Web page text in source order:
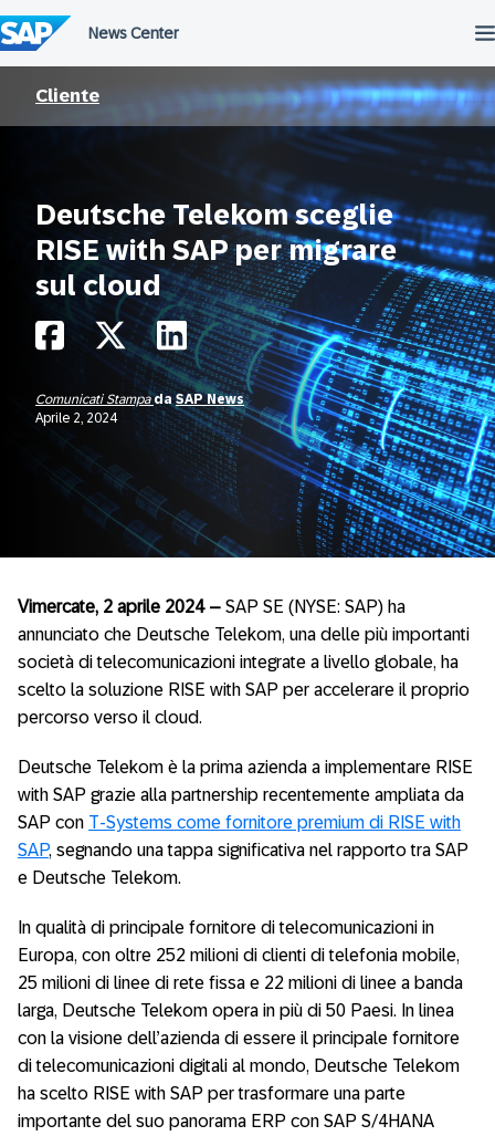
al
contenuto
Cliente
Deutsche Telekom sceglie
RISE with SAP per migrare
sul cloud
Comunicati StampadaSAP News
Aprile 2, 2024
Vimercate, 2 aprile 2024 – SAP SE (NYSE: SAP) ha
annunciato che Deutsche Telekom, una delle più importanti
società di telecomunicazioni integrate a livello globale, ha
scelto la soluzione RISE with SAP per accelerare il proprio
percorso verso il cloud.
Deutsche Telekom è la prima azienda a implementare RISE
with SAP grazie alla partnership recentemente ampliata da
SAP con T-Systems come fornitore premium di RISE with
SAP, segnando una tappa significativa nel rapporto tra SAP
e Deutsche Telekom.
In qualità di principale fornitore di telecomunicazioni in
Europa, con oltre 252 milioni di clienti di telefonia mobile,
25 milioni di linee di rete fissa e 22 milioni di linee a banda
larga, Deutsche Telekom opera in più di 50 Paesi. In linea
con la visione dell’azienda di essere il principale fornitore
di telecomunicazioni digitali al mondo, Deutsche Telekom
ha scelto RISE with SAP per trasformare una parte
importante del suo panorama ERP con SAP S/4HANA